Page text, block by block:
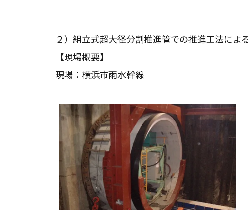
２）組立式超大径分割推進管での推進工法に
【現場概要】
現場：横浜市雨水幹線